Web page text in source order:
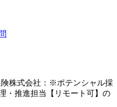
険株式会社：※ポテンシャル採
・推進担当【リモート可】の